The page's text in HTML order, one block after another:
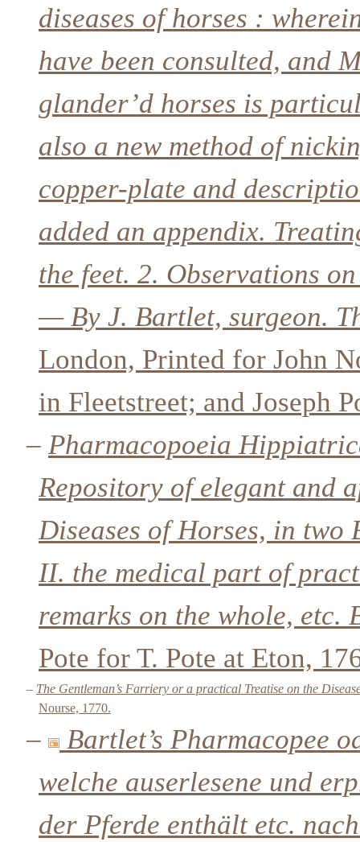
diseases of horses :
have been consulted, and
glander’d horses is
also a new method of
copper-plate and
added an appendix.
the feet. 2. Observations
— By J. Bartlet, surgeon.
London, Printed for John
in Fleetstreet; and Joseph
– Pharmacopoeia
Repository of elegant and
Diseases of Horses, in
II. the medical part of
remarks on the whole, etc.
Pote for T. Pote at Eton,
– The Gentleman’s Farriery or a practical Treatise on the
Nourse, 1770.
–
Bartlet’s Pharmacopee
welche auserlesene und
der Pferde enthält etc.